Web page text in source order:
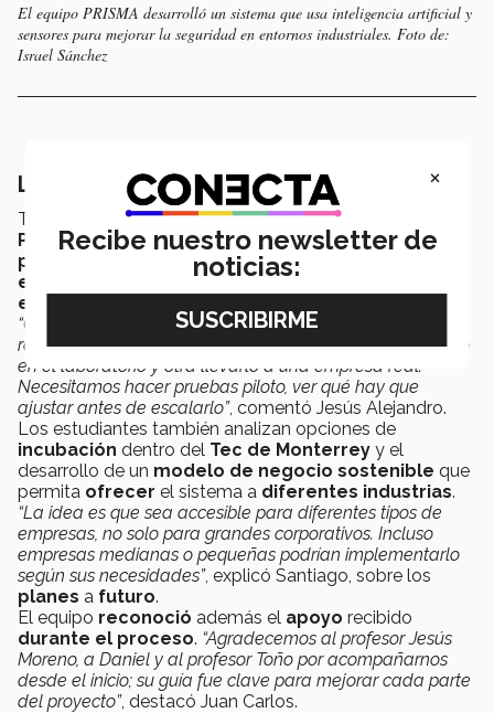
El equipo PRISMA desarrolló un sistema que usa inteligencia artificial y
sensores para mejorar la seguridad en entornos industriales. Foto de:
Israel Sánchez
Lo que sigue para PRISMA
Tras el reconocimiento internacional
PRISMAbusca continuar con lamejorade su
prototipo
y exploraralianzascon
empresas interesadas enprobar
entornos reales
“Queremos validar el proyecto en campo con datos
reales, porque una cosa es tener el prototipo funcionando
en el laboratorio y otra llevarlo a una empresa real.
Necesitamos hacer pruebas piloto, ver qué hay que
ajustar antes de escalarlo”, comentó Jesús Alejandro.
Los estudiantes también analizan opciones de
incubación dentro del Tec de Monterrey y el
desarrollo de un modelo de negocio sostenible que
permita ofrecer el sistema a diferentes industrias.
“La idea es que sea accesible para diferentes tipos de
empresas, no solo para grandes corporativos. Incluso
empresas medianas o pequeñas podrían implementarlo
según sus necesidades”, explicó Santiago, sobre los
planes a futuro.
El equipo reconoció además el apoyo recibido
durante el proceso. “Agradecemos al profesor Jesús
Moreno, a Daniel y al profesor Toño por acompañarnos
desde el inicio; su guía fue clave para mejorar cada parte
del proyecto”, destacó Juan Carlos.
×
Recibe nuestro newsletter de
noticias: